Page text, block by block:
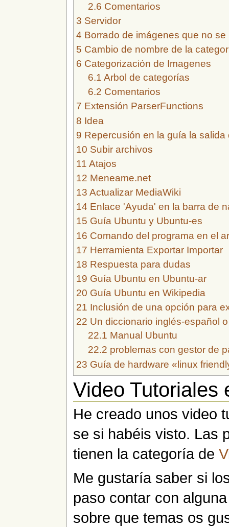
2.6 Comentarios
3 Servidor
4 Borrado de imágenes que no se
5 Cambio de nombre de la
6 Categorización de Imagenes
6.1 Arbol de categorías
6.2 Comentarios
7 Extensión ParserFunctions
8 Idea
9 Repercusión en la guía la salida
10 Subir archivos
11 Atajos
12 Meneame.net
13 Actualizar MediaWiki
14 Enlace 'Ayuda' en la barra de
15 Guía Ubuntu y Ubuntu-es
16 Comando del programa en el
17 Herramienta Exportar Importar
18 Respuesta para dudas
19 Guía Ubuntu en Ubuntu-ar
20 Guía Ubuntu en Wikipedia
21 Inclusión de una opción para
22 Un diccionario inglés-español
22.1 Manual Ubuntu
22.2 problemas con gestor de
23 Guía de hardware «linux
Video Tutoriales
He creado unos video
se si habéis visto. Las
tienen la categoría de
Me gustaría saber si
paso contar con
sobre que temas os